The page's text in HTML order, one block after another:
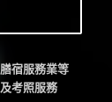
宿服務業等
考照服務